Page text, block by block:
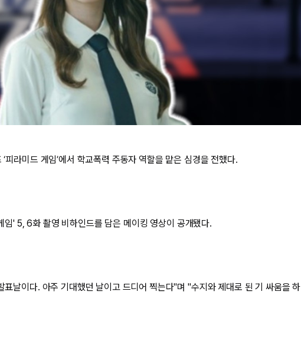
피라미드 게임’에서 학교폭력 주동자 역할을 맡은 심경을 전했다.
' 5, 6화 촬영 비하인드를 담은 메이킹 영상이 공개됐다.
표날이다. 아주 기대했던 날이고 드디어 찍는다"며 "수지와 제대로 된 기 싸움을 하